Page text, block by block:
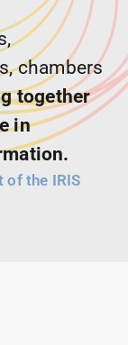
chambers
together
in
of the IRIS